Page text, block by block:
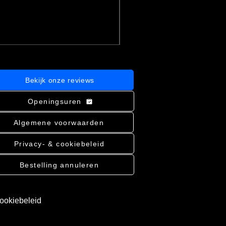
Bekijk onze reviews
Openingsuren
Algemene voorwaarden
Privacy- & cookiebeleid
Bestelling annuleren